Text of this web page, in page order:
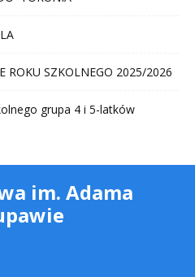
ROKU SZKOLNEGO 2025/2026
grupa 4 i 5-latków
im. Adama